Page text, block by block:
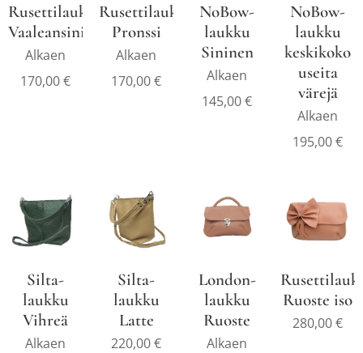
Rusettilaukku
Vaaleansininen
Alkaen
170,00€
Rusettilaukku
Pronssi
Alkaen
170,00€
NoBow-
laukku
Sininen
Alkaen
145,00€
NoBow-
laukku
keskikoko
useita
värejä
Alkaen
195,00€
Silta-
laukku
Vihreä
Alkaen
Silta-
laukku
Latte
220,00€
London-
laukku
Ruoste
Alkaen
Ruoste iso
280,00€